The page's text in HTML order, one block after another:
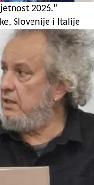
2026."
Slovenije i Italije